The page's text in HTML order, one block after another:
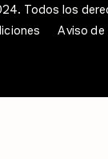
Todos los
Aviso de